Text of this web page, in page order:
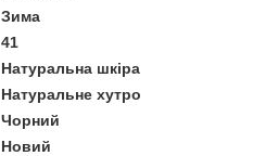
Зима
41
Натуральна шкіра
Натуральне хутро
Чорний
Новий